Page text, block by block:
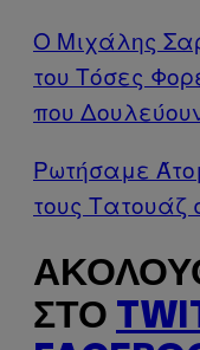
Ο Μιχάλης
του Τόσες
που
Ρωτήσαμε
τους Τατουάζ
ΣΤΟ